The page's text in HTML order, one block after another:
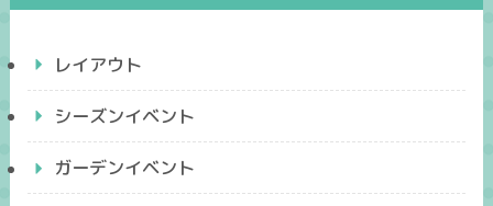
レイアウト
シーズンイベント
ガーデンイベント